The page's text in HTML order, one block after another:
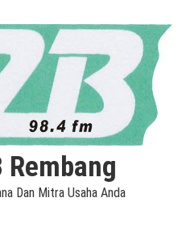
Rembang
Dan Mitra Usaha Anda